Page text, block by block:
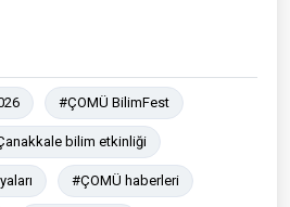
#ÇOMÜ BilimFest
bilim etkinliği
#ÇOMÜ haberleri